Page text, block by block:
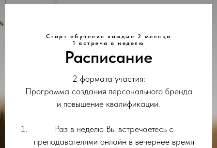
Старт обучения каждые 2 месяца
1 встреча в неделю
Расписание
2 формата участия:
Программа создания персонального бренда
и повышение квалификации.
Раз в неделю Вы встречаетесь с
преподавателями онлайн в вечернее время